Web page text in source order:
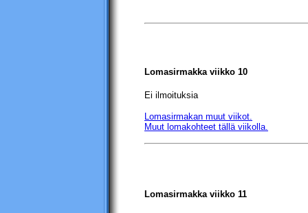
Lomasirmakkaviikko 10
Ei ilmoituksia
Lomasirmakan muut viikot.
Muut lomakohteet tällä viikolla.
Lomasirmakka viikko 11